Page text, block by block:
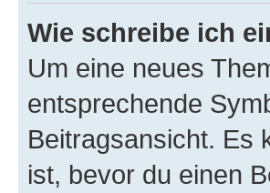
Wie schreibe ich
Um eine neues
entsprechende
Beitragsansicht. Es
ist, bevor du einen